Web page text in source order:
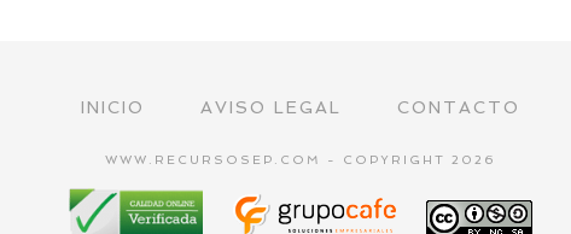
INICIO AVISO LEGAL CONTACTO
WWW.RECURSOSEP.COM - COPYRIGHT 2026